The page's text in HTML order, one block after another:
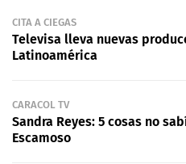
CITA A CIEGAS
Televisa lleva nuevas
Latinoamérica
CARACOL TV
Sandra Reyes: 5 cosas no
Escamoso